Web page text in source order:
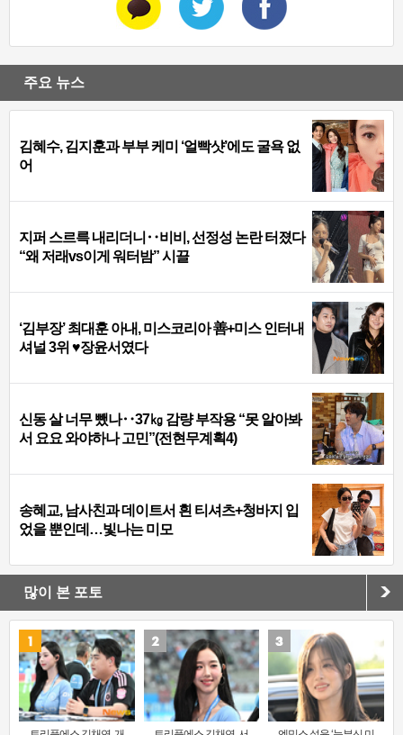
주요 뉴스
김혜수, 김지훈과 부부 케미 ‘얼빡샷’에도 굴욕 없
어
지퍼 스르륵 내리더니‥비비, 선정성 논란 터졌다
“왜 저래vs이게 워터밤” 시끌
‘김부장’ 최대훈 아내, 미스코리아 善+미스 인터내
셔널 3위 ♥장윤서였다
신동 살 너무 뺐나‥37㎏ 감량 부작용 “못 알아봐
서 요요 와야하나 고민”(전현무계획4)
송혜교, 남사친과 데이트서 흰 티셔츠+청바지 입
었을 뿐인데…빛나는 미모
많이 본 포토